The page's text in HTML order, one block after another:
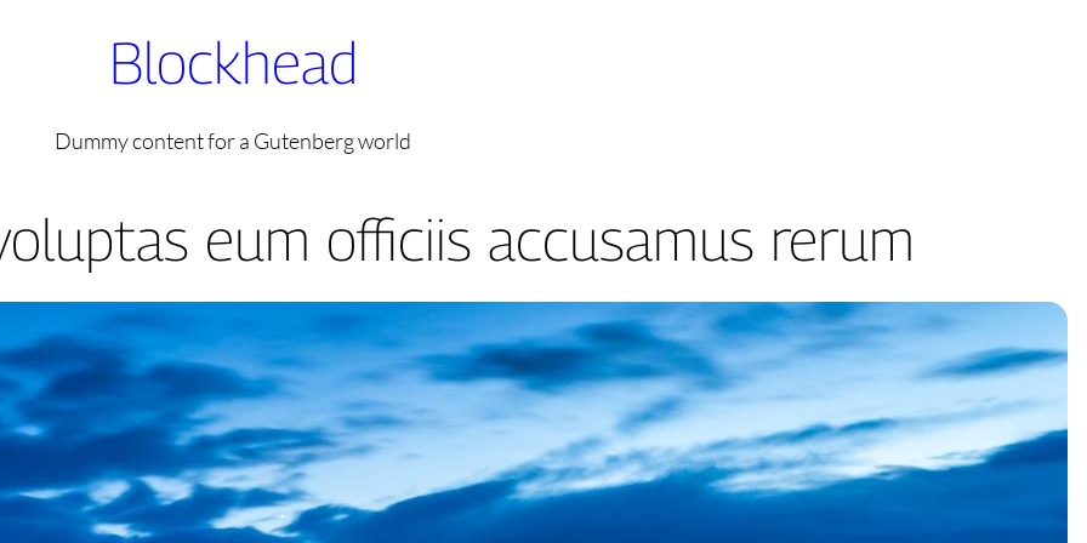
Blockhead
Dummy content for a Gutenberg world
eum officiis accusamus rerum